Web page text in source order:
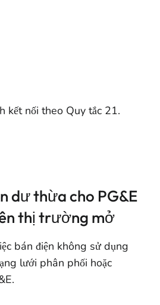
kết nối theo Quy tắc 21.
dư thừa cho PG&E
thị trường mở
bán điện không sử dụng
lưới phân phối hoặc